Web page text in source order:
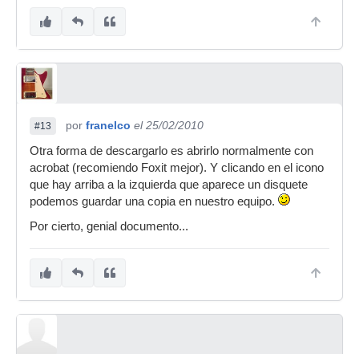
#13 por franelco el 25/02/2010
Otra forma de descargarlo es abrirlo normalmente con
acrobat (recomiendo Foxit mejor). Y clicando en el icono
que hay arriba a la izquierda que aparece un disquete
podemos guardar una copia en nuestro equipo.
Por cierto, genial documento...